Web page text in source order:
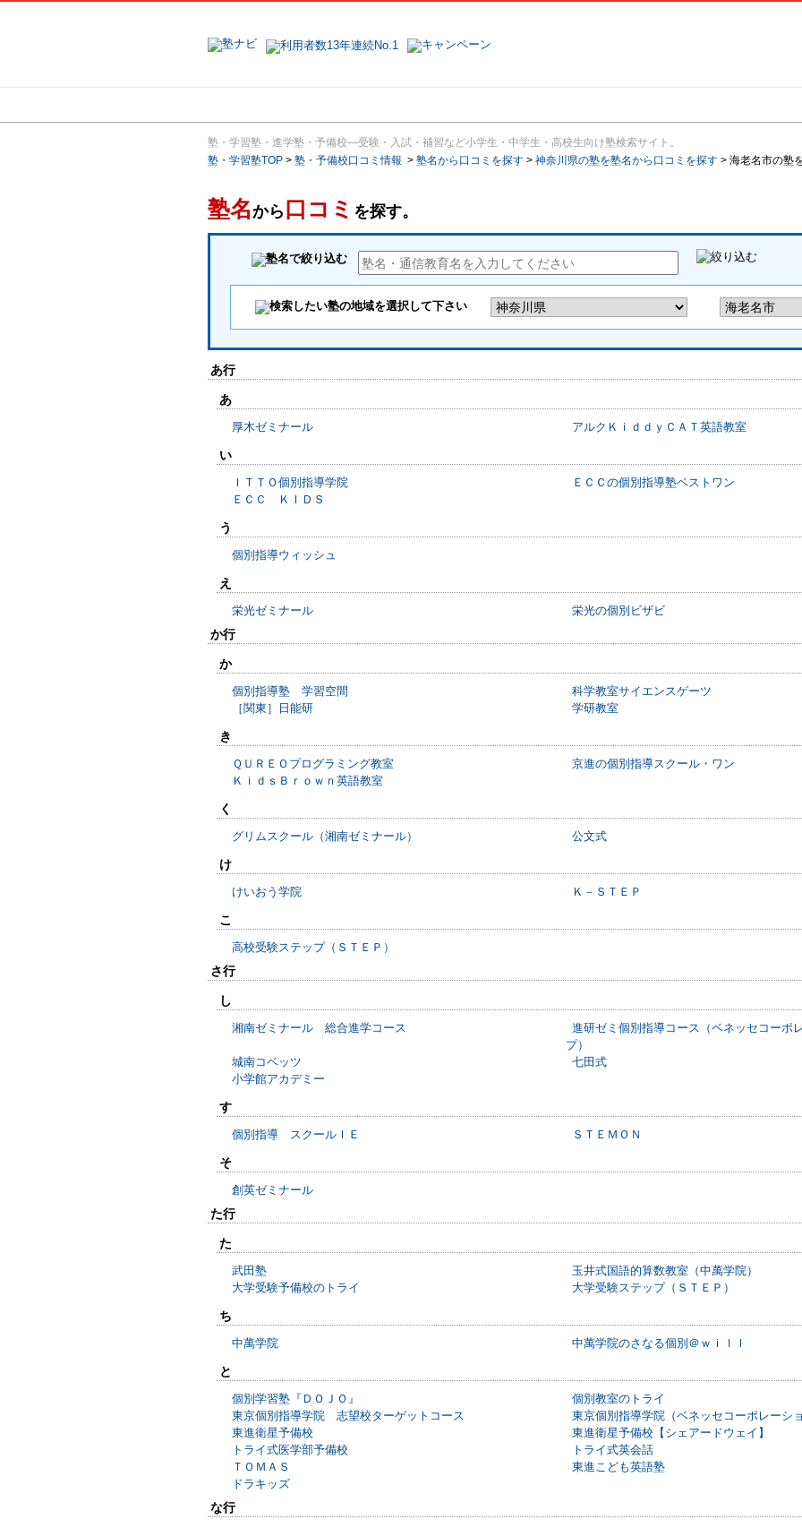
塾・学習塾・進学塾・予備校―受験・入試・補習など小学生・中学生・高校生向け塾検索サイト。
塾・学習塾TOP > 塾・予備校口コミ情報 > 塾名から口コミを探す > 神奈川県の塾を塾名から口コミを探す > 海老名市の塾
塾名から 口コミ を探す。
あ行
あ
厚木ゼミナール アルクＫｉｄｄｙＣＡＴ英語教室
い
ＩＴＴＯ個別指導学院
ＥＣＣの個別指導塾ベストワン
ＥＣＣ ＫＩＤＳ
う
個別指導ウィッシュ
え
栄光ゼミナール 栄光の個別ビザビ
か行
か
個別指導塾 学習空間
科学教室サイエンスゲーツ
［関東］日能研
学研教室
き
ＱＵＲＥＯプログラミング教室
京進の個別指導スクール・ワン
ＫｉｄｓＢｒｏｗｎ英語教室
く
グリムスクール（湘南ゼミナール） 公文式
け
けいおう学院 Ｋ－ＳＴＥＰ
こ
高校受験ステップ（ＳＴＥＰ）
さ行
し
湘南ゼミナール 総合進学コース
進研ゼミ個別指導コース（ベネッセコーポ
プ）
城南コベッツ
七田式
小学館アカデミー
す
個別指導 スクールＩＥ ＳＴＥＭＯＮ
そ
創英ゼミナール
た行
た
武田塾
玉井式国語的算数教室（中萬学院）
大学受験予備校のトライ
大学受験ステップ（ＳＴＥＰ）
ち
中萬学院 中萬学院のさなる個別＠ｗｉｌｌ
と
個別学習塾『ＤＯＪＯ』
個別教室のトライ
東京個別指導学院 志望校ターゲットコース
東京個別指導学院（ベネッセコーポレーシ
東進衛星予備校
東進衛星予備校【シェアードウェイ】
トライ式医学部予備校
トライ式英会話
ＴＯＭＡＳ
東進こども英語塾
ドラキッズ
な行